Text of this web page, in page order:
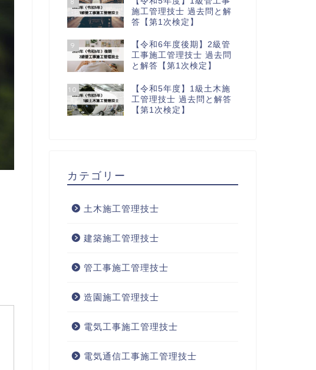
施工管理技士 過去問と解
答【第1次検定】
9
【令和6年度後期】2級管
工事施工管理技士 過去問
と解答【第1次検定】
10
【令和5年度】1級土木施
工管理技士 過去問と解答
【第1次検定】
カテゴリー
土木施工管理技士
建築施工管理技士
管工事施工管理技士
造園施工管理技士
電気工事施工管理技士
電気通信工事施工管理技士